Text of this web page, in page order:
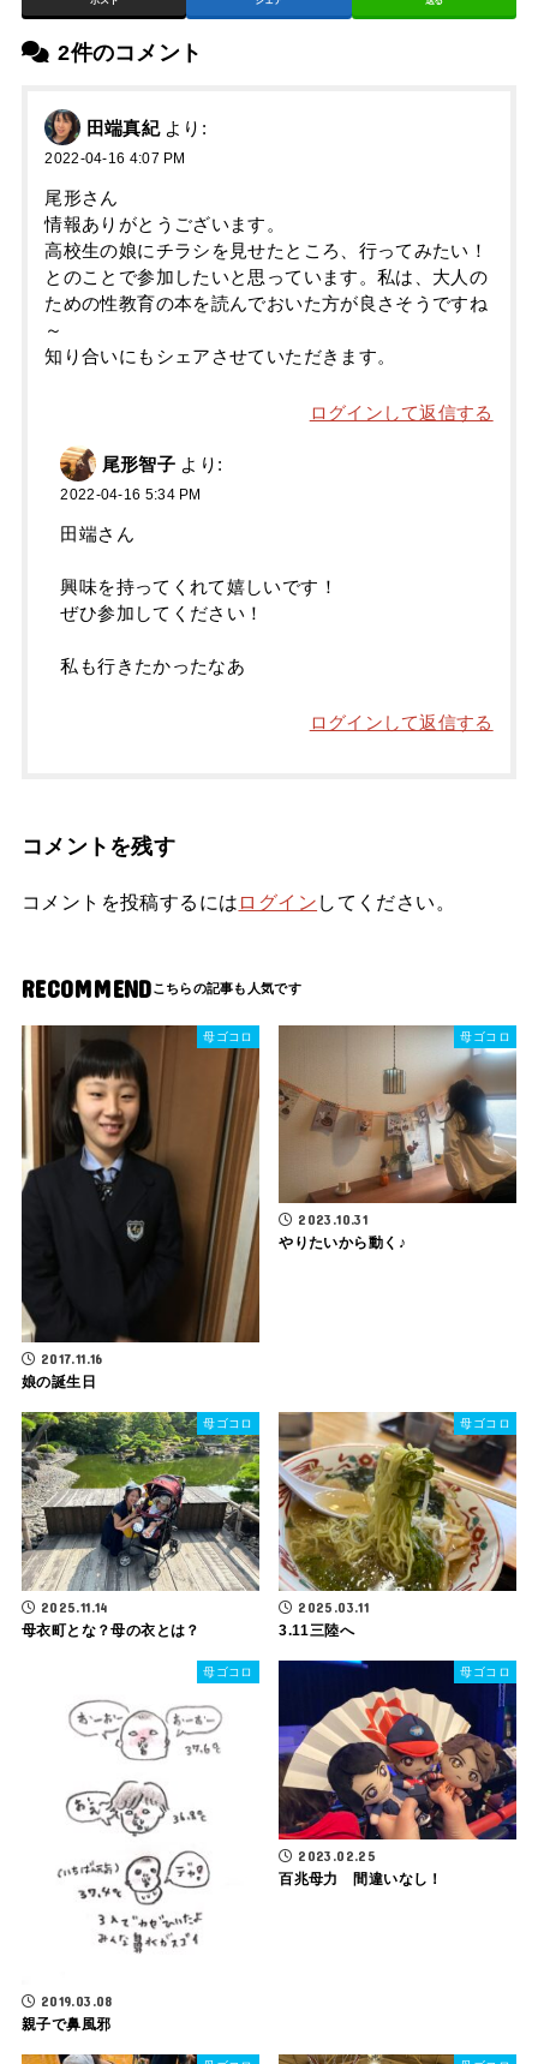
2件のコメント
田端真紀 より:
2022-04-16 4:07 PM
尾形さん
情報ありがとうございます。
高校生の娘にチラシを見せたところ、行ってみたい！
とのことで参加したいと思っています。私は、大人の
ための性教育の本を読んでおいた方が良さそうですね
～
知り合いにもシェアさせていただきます。
ログインして返信する
尾形智子 より:
2022-04-16 5:34 PM
田端さん
興味を持ってくれて嬉しいです！
ぜひ参加してください！
私も行きたかったなあ
ログインして返信する
コメントを残す
コメントを投稿するには ログイン してください。
RECOMMEND
母ゴコロ
2017.11.16
娘の誕生日
母ゴコロ
2023.10.31
やりたいから動く♪
母ゴコロ
2025.11.14
母衣町とな？母の衣とは？
母ゴコロ
2025.03.11
3.11三陸へ
母ゴコロ
2019.03.08
親子で鼻風邪
母ゴコロ
2023.02.25
百兆母力 間違いなし！